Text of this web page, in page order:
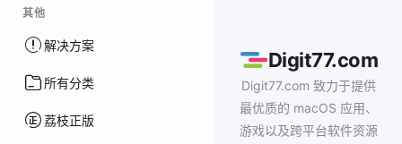
其他
解决方案
所有分类
荔枝正版
Digit77.com
Digit77.com 致力于提供
最优质的 macOS 应用、
游戏以及跨平台软件资源